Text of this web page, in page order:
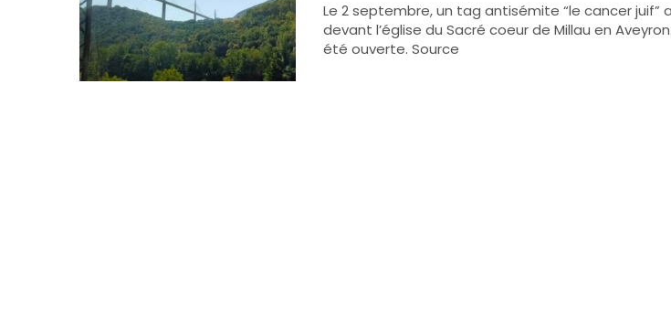
Le 2 septembre, un tag antisémite “le cancer juif”
devant l’église du Sacré coeur de Millau en
été ouverte. Source